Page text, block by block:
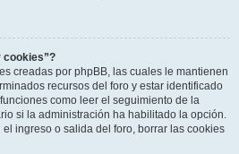
cookies”?
creadas por phpBB, las cuales le mantienen
recursos del foro y estar identificado
como leer el seguimiento de la
si la administración ha habilitado la opción.
ingreso o salida del foro, borrar las cookies